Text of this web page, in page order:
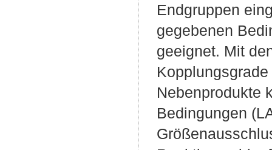
Endgruppen
gegebenen
geeignet. Mit
Nebenprodukte
Bedingungen